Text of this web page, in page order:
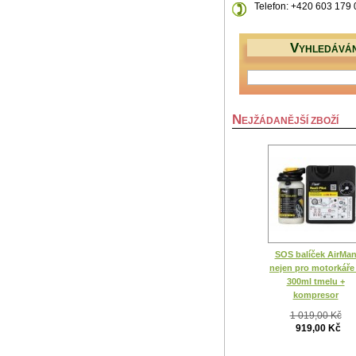
Telefon: +420 603 179
V
N EJŽÁDANĚJŠÍ ZBOŽÍ
SOS balíček AirMan
nejen pro motorkáře
300ml tmelu +
kompresor
1 019,00 Kč
919,00 Kč